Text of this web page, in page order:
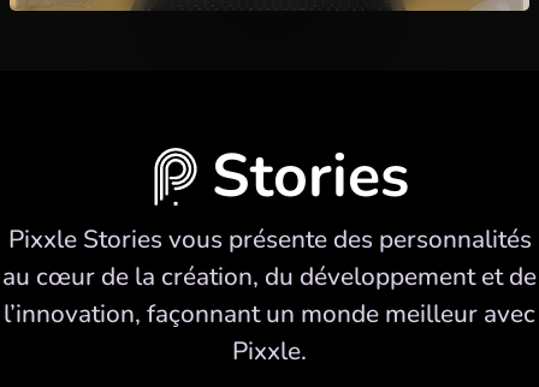
Stories
Pixxle Stories vous présente des personnalités
au cœur de la création, du développement et de
l’innovation, façonnant un monde meilleur avec
Pixxle.